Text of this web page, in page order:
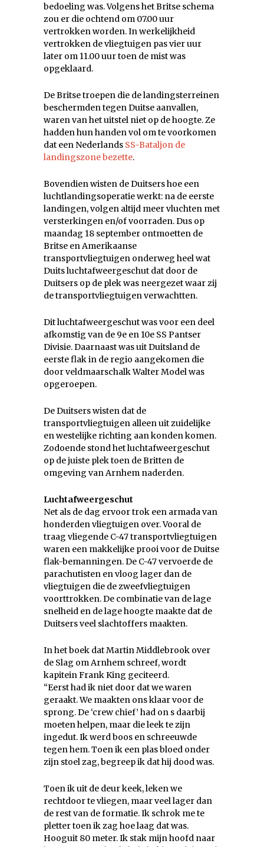
bedoeling was. Volgens het Britse schema
zou er die ochtend om 07.00 uur
vertrokken worden. In werkelijkheid
vertrokken de vliegtuigen pas vier uur
later om 11.00 uur toen de mist was
opgeklaard.
De Britse troepen die de landingsterreinen
beschermden tegen Duitse aanvallen,
waren van het uitstel niet op de hoogte. Ze
hadden hun handen vol om te voorkomen
dat een Nederlands SS-Bataljon de
landingszone bezette.
Bovendien wisten de Duitsers hoe een
luchtlandingsoperatie werkt: na de eerste
landingen, volgen altijd meer vluchten met
versterkingen en/of voorraden. Dus op
maandag 18 september ontmoetten de
Britse en Amerikaanse
transportvliegtuigen onderweg heel wat
Duits luchtafweergeschut dat door de
Duitsers op de plek was neergezet waar zij
de transportvliegtuigen verwachtten.
Dit luchtafweergeschut was voor een deel
afkomstig van de 9e en 10e SS Pantser
Divisie. Daarnaast was uit Duitsland de
eerste flak in de regio aangekomen die
door veldmaarschalk Walter Model was
opgeroepen.
De Duitsers wisten dat de
transportvliegtuigen alleen uit zuidelijke
en westelijke richting aan konden komen.
Zodoende stond het luchtafweergeschut
op de juiste plek toen de Britten de
omgeving van Arnhem naderden.
Luchtafweergeschut
Net als de dag ervoor trok een armada van
honderden vliegtuigen over. Vooral de
traag vliegende C-47 transportvliegtuigen
waren een makkelijke prooi voor de Duitse
flak-bemanningen. De C-47 vervoerde de
parachutisten en vloog lager dan de
vliegtuigen die de zweefvliegtuigen
voorttrokken. De combinatie van de lage
snelheid en de lage hoogte maakte dat de
Duitsers veel slachtoffers maakten.
In het boek dat Martin Middlebrook over
de Slag om Arnhem schreef, wordt
kapitein Frank King geciteerd.
“Eerst had ik niet door dat we waren
geraakt. We maakten ons klaar voor de
sprong. De ‘crew chief’ had on s daarbij
moeten helpen, maar die leek te zijn
ingedut. Ik werd boos en schreeuwde
tegen hem. Toen ik een plas bloed onder
zijn stoel zag, begreep ik dat hij dood was.
Toen ik uit de deur keek, leken we
rechtdoor te vliegen, maar veel lager dan
de rest van de formatie. Ik schrok me te
pletter toen ik zag hoe laag dat was.
Hooguit 80 meter. Ik stak mijn hoofd naar